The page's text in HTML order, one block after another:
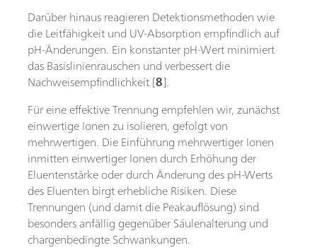
Darüber hinaus reagieren Detektionsmethoden wie
die Leitfähigkeit und UV-Absorption empfindlich auf
pH-Änderungen. Ein konstanter pH-Wert minimiert
das Basislinienrauschen und verbessert die
Nachweisempfindlichkeit [8].
Für eine effektive Trennung empfehlen wir, zunächst
einwertige Ionen zu isolieren, gefolgt von
mehrwertigen. Die Einführung mehrwertiger Ionen
inmitten einwertiger Ionen durch Erhöhung der
Eluentenstärke oder durch Änderung des pH-Werts
des Eluenten birgt erhebliche Risiken. Diese
Trennungen (und damit die Peakauflösung) sind
besonders anfällig gegenüber Säulenalterung und
chargenbedingte Schwankungen.